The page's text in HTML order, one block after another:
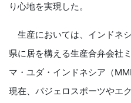
り心地を実現した。
生産においては、インドネ
県に居を構える生産合弁会社
マ・ユダ・インドネシア（
現在、パジェロスポーツやエ